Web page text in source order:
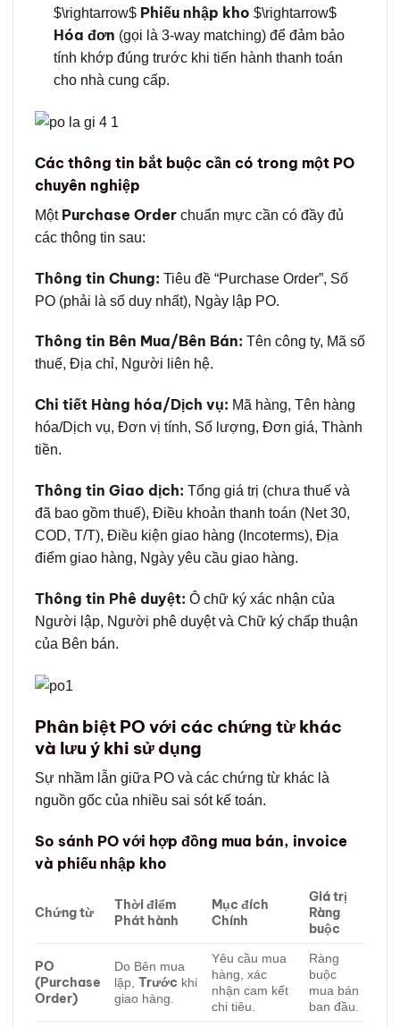
$\rightarrow$ Phiếu nhập kho $\rightarrow$
Hóa đơn (gọi là 3-way matching) để đảm bảo
tính khớp đúng trước khi tiến hành thanh toán
cho nhà cung cấp.
Các thông tin bắt buộc cần có trong một PO
chuyên nghiệp
Một Purchase Order chuẩn mực cần có đầy đủ
các thông tin sau:
Thông tin Chung: Tiêu đề “Purchase Order”, Số
PO (phải là số duy nhất), Ngày lập PO.
Thông tin Bên Mua/Bên Bán: Tên công ty, Mã số
thuế, Địa chỉ, Người liên hệ.
Chi tiết Hàng hóa/Dịch vụ: Mã hàng, Tên hàng
hóa/Dịch vụ, Đơn vị tính, Số lượng, Đơn giá, Thành
tiền.
Thông tin Giao dịch: Tổng giá trị (chưa thuế và
đã bao gồm thuế), Điều khoản thanh toán (Net 30,
COD, T/T), Điều kiện giao hàng (Incoterms), Địa
điểm giao hàng, Ngày yêu cầu giao hàng.
Thông tin Phê duyệt: Ô chữ ký xác nhận của
Người lập, Người phê duyệt và Chữ ký chấp thuận
của Bên bán.
Phân biệt PO với các chứng từ khác
và lưu ý khi sử dụng
Sự nhầm lẫn giữa PO và các chứng từ khác là
nguồn gốc của nhiều sai sót kế toán.
So sánh PO với hợp đồng mua bán, invoice
và phiếu nhập kho
Chứng từ
Thời điểm
Phát hành
Mục đích
Chính
Giá trị
Ràng
buộc
PO
(Purchase
Order)
Do Bên mua
lập,Trước khi
giao hàng.
Yêu cầu mua
hàng, xác
nhận cam kết
chi tiêu.
Ràng
buộc
mua bán
ban đầu.